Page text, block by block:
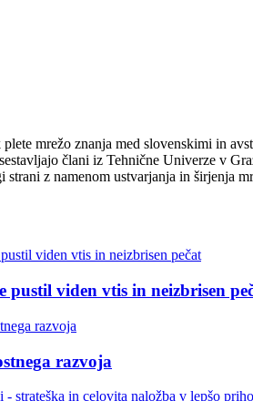
mrežo znanja med slovenskimi in
člani iz Tehnične Univerze v
strani z namenom ustvarjanja in širjenja
pustil viden vtis in neizbrisen
razvoja